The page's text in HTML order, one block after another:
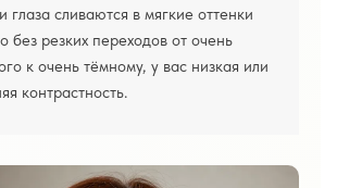
глаза сливаются в мягкие оттенки
без резких переходов от очень
к очень тёмному, у вас низкая или
контрастность.